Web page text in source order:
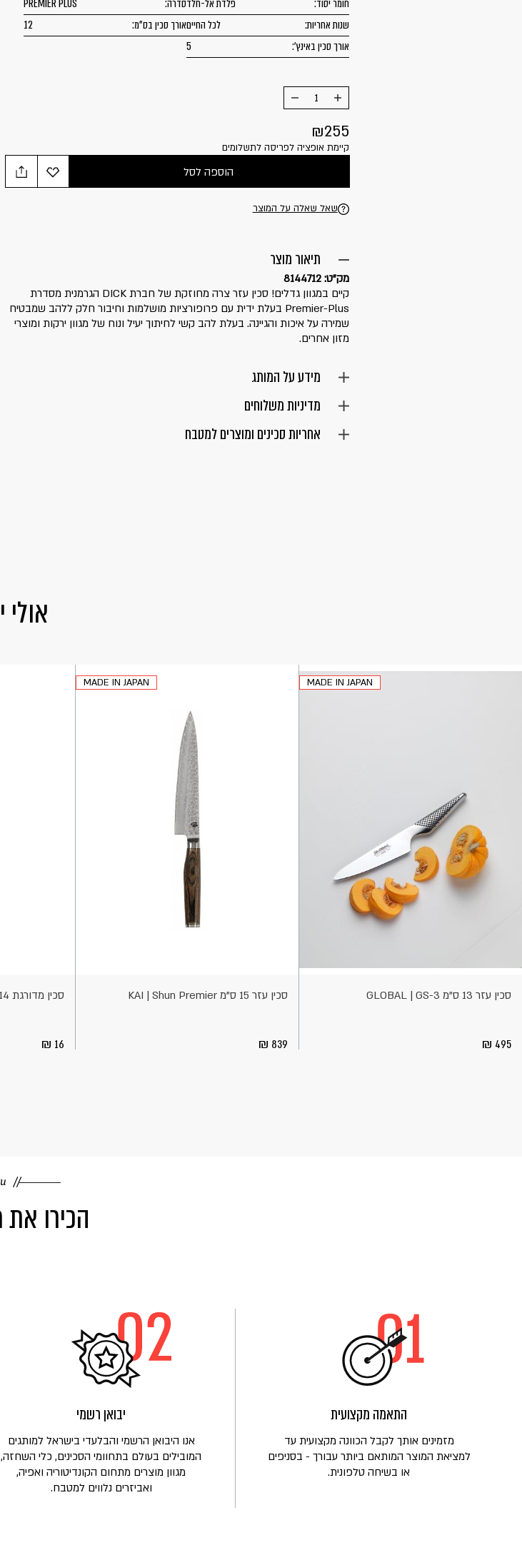
חומר יסוד:
פלדת אל-חלדסדרה:
PREMIER PLUS
שנות אחריות:
לכל החייםאורך סכין בס"מ:
12
אורך סכין באינץ':
5
שאל שאלה על המוצר
הוסף
מוצר
החסר
255
קיימת אופציה לפריסה לתשלומים
הוספה לסל
תיאור מוצר
מק"ט: 8144712
קיים במגוון גדלים! סכין עזר צרה מחוזקת של חברת DICK הגרמנית מסדרת
Premier-Plus בעלת ידית עם פרופורציות מושלמות וחיבור חלק ללהב שמבטיח
שמירה על איכות והגיינה. בעלת להב קשי לחיתוך יעיל ונוח של מגוון ירקות ומוצרי
מזון אחרים.
מידע על המותג
מדיניות משלוחים
אחריות סכינים ומוצרים למטבח
אולי
MADE IN JAPAN
לסל
סכין עזר 13 ס"מ GLOBAL | GS-3
495
MADE IN JAPAN
סכין עזר 15 ס"מ KAI | Shun Premier
839
סכין מדורגת 14 ס"מ כחולה | BEROX
16
הכירו
התאמה מקצועית
מזמינים אותך לקבל הכוונה מקצועית עד
למציאת המוצר המותאם ביותר עבורך - בסניפים
או בשיחה טלפונית.
יבואן רשמי
אנו היבואן הרשמי והבלעדי בישראל למותגים
המובילים בעולם בתחוומי הסכינים, כלי השחזה,
מגוון מוצרים מתחום הקונדיטוריה ואפיה,
ואביזרים נלווים למטבח.